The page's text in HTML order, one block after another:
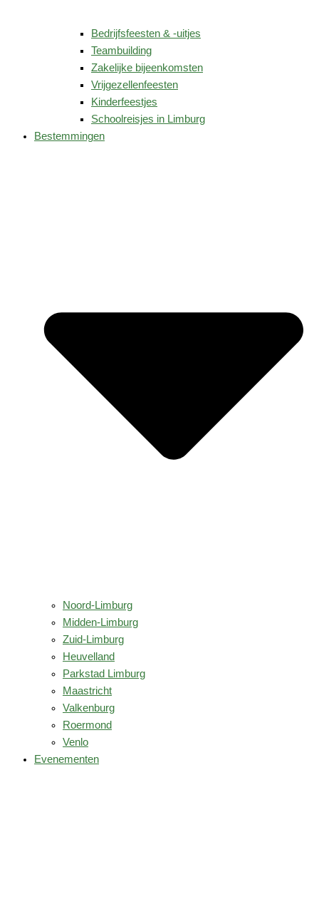
Bedrijfsfeesten & -uitjes
Teambuilding
Zakelijke bijeenkomsten
Vrijgezellenfeesten
Kinderfeestjes
Schoolreisjes in Limburg
Bestemmingen
Noord-Limburg
Midden-Limburg
Zuid-Limburg
Heuvelland
Parkstad Limburg
Maastricht
Valkenburg
Roermond
Venlo
Evenementen